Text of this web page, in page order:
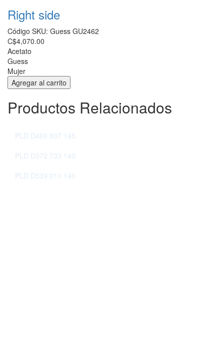
Right side
Código SKU: Guess GU2462
C$4,070.00
Acetato
Guess
Mujer
Productos Relacionados
PLD D469 807 145
PLD D372 733 140
PLD D539 010 140